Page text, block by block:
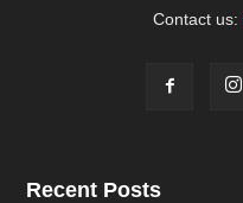
Contact us:
Recent Posts